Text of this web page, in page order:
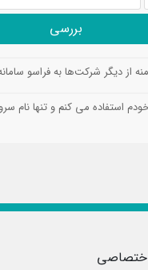
بررسی
از دیگر شرکت‌ها به فراسو
استفاده می کنم و تنها نام